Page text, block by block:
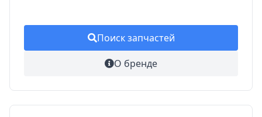
Поиск запчастей
О бренде